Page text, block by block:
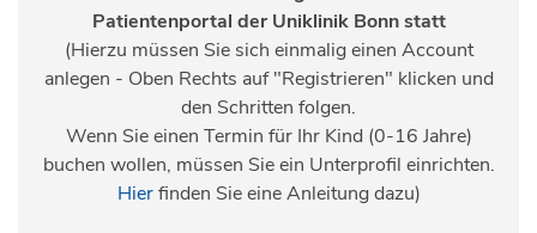
Patientenportal der Uniklinik Bonn statt
(Hierzu müssen Sie sich einmalig einen Account
anlegen - Oben Rechts auf "Registrieren" klicken und
den Schritten folgen.
Wenn Sie einen Termin für Ihr Kind (0-16 Jahre)
buchen wollen, müssen Sie ein Unterprofil einrichten.
Hierfinden Sie eine Anleitung dazu)